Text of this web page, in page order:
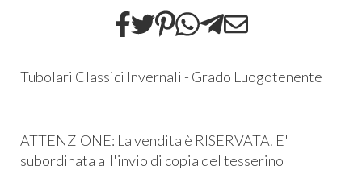
Tubolari Classici Invernali - Grado Luogotenente
ATTENZIONE: La vendita è RISERVATA. E'
subordinata all'invio di copia del tesserino